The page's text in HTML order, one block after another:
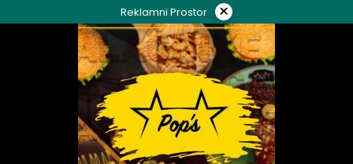
to
Reklamni Prostor ×